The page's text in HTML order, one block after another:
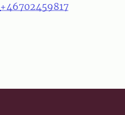
+46702459817